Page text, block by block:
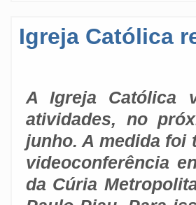
Igreja Católica
A Igreja Católica
atividades, no
junho. A medida foi
videoconferência
da Cúria